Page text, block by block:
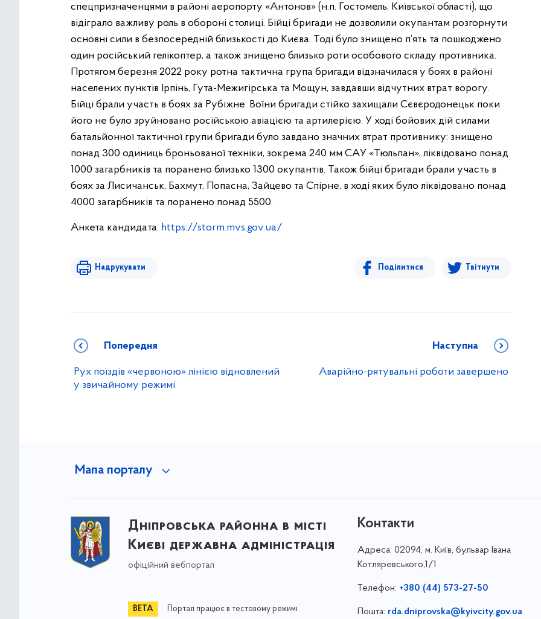
спецпризначенцями в районі аеропорту «Антонов» (н.п. Гостомель, Київської області), що
відіграло важливу роль в обороні столиці. Бійці бригади не дозволили окупантам розгорнути
основні сили в безпосередній близькості до Києва. Тоді було знищено п’ять та пошкоджено
один російський гелікоптер, а також знищено близько роти особового складу противника.
Протягом березня 2022 року ротна тактична група бригади відзначилася у боях в районі
населених пунктів Ірпінь, Гута-Межигірська та Мощун, завдавши відчутних втрат ворогу.
Бійці брали участь в боях за Рубіжне. Воїни бригади стійко захищали Сєвєродонецьк поки
його не було зруйновано російською авіацією та артилерією. У ході бойових дій силами
батальйонної тактичної групи бригади було завдано значних втрат противнику: знищено
понад 300 одиниць броньованої техніки, зокрема 240 мм САУ «Тюльпан», ліквідовано понад
1000 загарбників та поранено близько 1300 окупантів. Також бійці бригади брали участь в
боях за Лисичанськ, Бахмут, Попасна, Зайцево та Спірне, в ході яких було ліквідовано понад
4000 загарбників та поранено понад 5500.
Анкета кандидата: https://storm.mvs.gov.ua/
Надрукувати Поділитися Твітнути
Попередня
Рух поїздів «червоною» лінією відновлений
у звичайному режимі
Наступна
Аварійно-рятувальні роботи завершено
Мапа порталу
Дніпровська районна в місті
Києві державна адміністрація
офіційний вебпортал
Портал працює в тестовому режимі
Контакти
Адреса: 02094, м. Київ, бульвар Івана
Котляревського,1/1
Телефон: +380 (44) 573-27-50
Пошта: rda.dniprovska@kyivcity.gov.ua